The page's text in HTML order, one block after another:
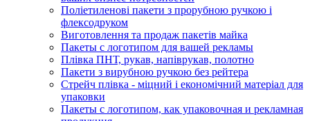
Поліетиленові пакети з прорубною ручкою і
флексодруком
Виготовлення та продаж пакетів майка
Пакеты с логотипом для вашей рекламы
Плівка ПНТ, рукав, напіврукав, полотно
Пакети з вирубною ручкою без рейтера
Стрейч плівка - міцний і економічний матеріал для
упаковки
Пакеты с логотипом, как упаковочная и рекламная